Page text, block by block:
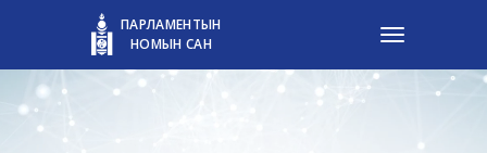
ПАРЛАМЕНТЫН
НОМЫН САН